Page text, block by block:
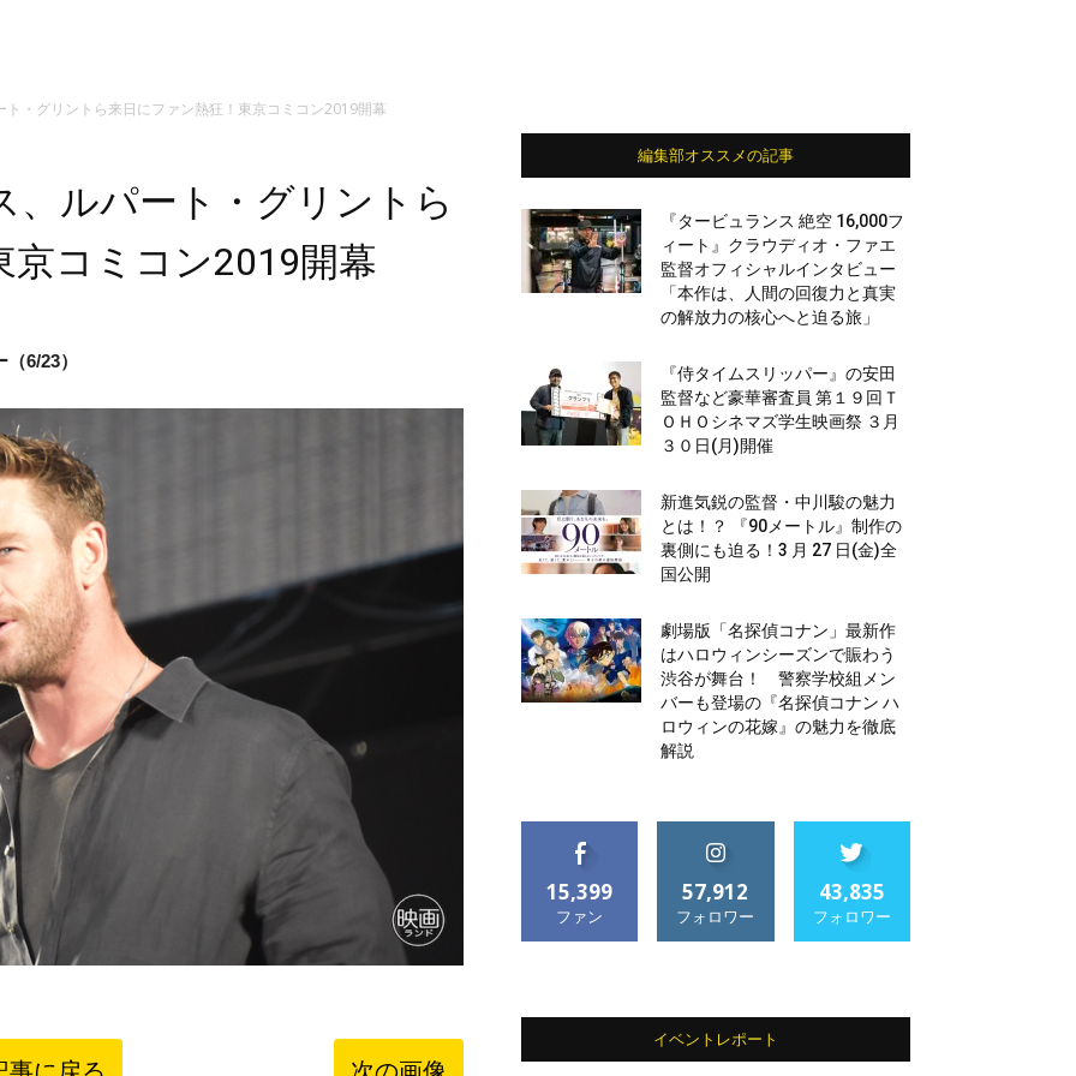
・グリントら来日にファン熱狂！東京コミコン2019開幕
、ルパート・グリントら
京コミコン2019開幕
6/23）
編集部オススメの記事
『タービュランス 絶空 16,000フ
ィート』クラウディオ・ファエ
監督オフィシャルインタビュー
「本作は、人間の回復力と真実
の解放力の核心へと迫る旅」
『侍タイムスリッパー』の安田
監督など豪華審査員 第１９回Ｔ
ＯＨＯシネマズ学生映画祭 ３月
３０日(月)開催
新進気鋭の監督・中川駿の魅力
とは！？ 『90メートル』制作の
裏側にも迫る！3 月 27 日(金)全
国公開
劇場版「名探偵コナン」最新作
はハロウィンシーズンで賑わう
渋谷が舞台！ 警察学校組メン
バーも登場の『名探偵コナン ハ
ロウィンの花嫁』の魅力を徹底
解説
15,399
ファン
57,912
フォロワー
43,835
フォロワー
イベントレポート